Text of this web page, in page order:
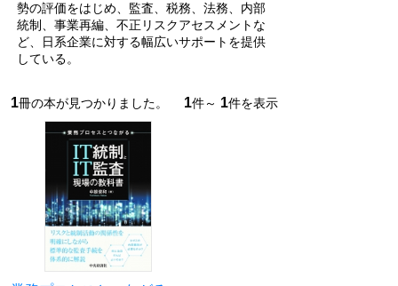
勢の評価をはじめ、監査、税務、法務、内部
統制、事業再編、不正リスクアセスメントな
ど、日系企業に対する幅広いサポートを提供
している。
1冊の本が見つかりました。 1件～ 1件を表示